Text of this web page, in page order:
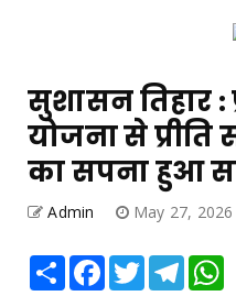
सुशासन तिहार :
योजना से
का सपना हुआ
Admin May 27, 2026
Share Facebook
Twitter